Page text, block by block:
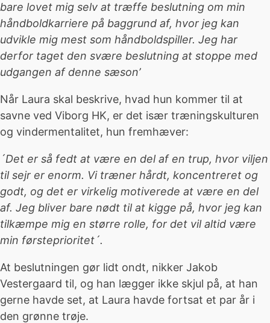
bare lovet mig selv at træffe beslutning om min
håndboldkarriere på baggrund af, hvor jeg kan
udvikle mig mest som håndboldspiller. Jeg har
derfor taget den svære beslutning at stoppe med
udgangen af denne sæson’
Når Laura skal beskrive, hvad hun kommer til at
savne ved Viborg HK, er det især træningskulturen
og vindermentalitet, hun fremhæver:
´Det er så fedt at være en del af en trup, hvor viljen
til sejr er enorm. Vi træner hårdt, koncentreret og
godt, og det er virkelig motiverede at være en del
af. Jeg bliver bare nødt til at kigge på, hvor jeg kan
tilkæmpe mig en større rolle, for det vil altid være
min førsteprioritet´.
At beslutningen gør lidt ondt, nikker Jakob
Vestergaard til, og han lægger ikke skjul på, at han
gerne havde set, at Laura havde fortsat et par år i
den grønne trøje.